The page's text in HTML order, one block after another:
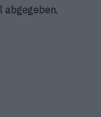
abgegeben.